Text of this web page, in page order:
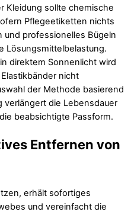
Kleidung sollte chemische
Pflegeetiketten nichts
und professionelles Bügeln
Lösungsmittelbelastung.
direktem Sonnenlicht wird
nicht
der Methode basierend
verlängert die Lebensdauer
beabsichtigte Passform.
Entfernen von
erhält sofortiges
und vereinfacht die